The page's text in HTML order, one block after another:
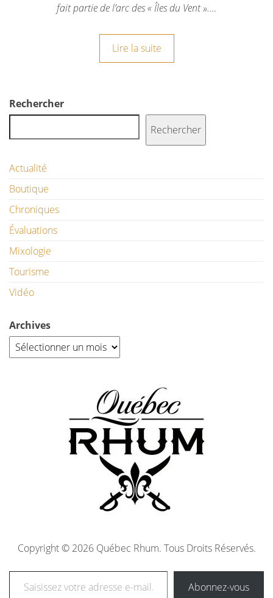
fait partie de l’arc des « Îles du Vent ».…
Lire la suite
Rechercher
Rechercher
Actualité
Boutique
Chroniques
Évaluations
Mixologie
Tourisme
Vidéo
Archives
Copyright © 2026 Québec Rhum. Tous Droits Réservés.
Abonnez-vous